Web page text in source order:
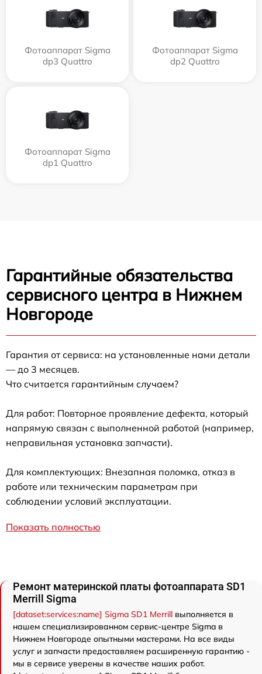
Фотоаппарат Sigma
dp3 Quattro
Фотоаппарат Sigma
dp2 Quattro
Фотоаппарат Sigma
dp1 Quattro
Гарантийные обязательства
сервисного центра в Нижнем
Новгороде
Гарантия от сервиса: на установленные нами детали
— до 3 месяцев.
Что считается гарантийным случаем?
Для работ: Повторное проявление дефекта, который
напрямую связан с выполненной работой (например,
неправильная установка запчасти).
Для комплектующих: Внезапная поломка, отказ в
работе или техническим параметрам при
соблюдении условий эксплуатации.
Показать полностью
Ремонт материнской платы фотоаппарата SD1
Merrill Sigma
[dataset:services:name] Sigma SD1 Merrill выполняется в
нашем специализированном сервис-центре Sigma в
Нижнем Новгороде опытными мастерами. На все виды
услуг и запчасти предоставляем расширенную гарантию -
мы в сервисе уверены в качестве наших работ.